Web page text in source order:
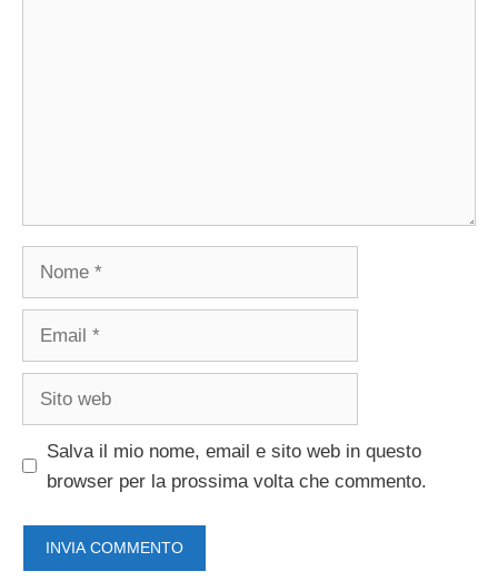
Salva il mio nome, email e sito web in questo
browser per la prossima volta che commento.